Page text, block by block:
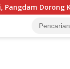
Kemajuan Sulut